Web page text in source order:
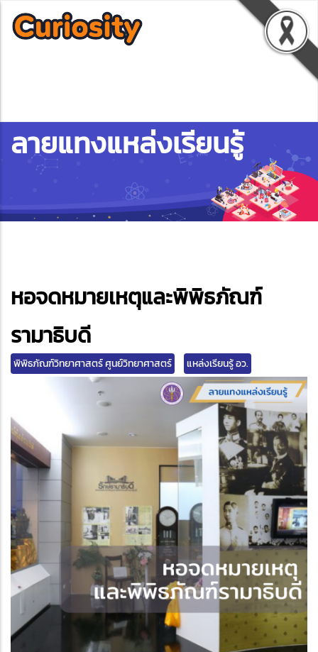
ลายแทงแหล่งเรียนรู้
หอจดหมายเหตุและพิพิธภัณฑ์
รามาธิบดี
พิพิธภัณฑ์วิทยาศาสตร์ ศูนย์วิทยาศาสตร์ แหล่งเรียนรู้ อว.